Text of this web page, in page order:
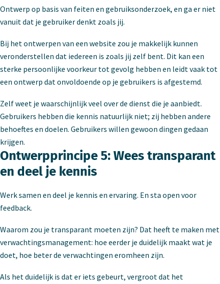
Ontwerp op basis van feiten en gebruiksonderzoek, en ga er niet
vanuit dat je gebruiker denkt zoals jij.
Bij het ontwerpen van een website zou je makkelijk kunnen
veronderstellen dat iedereen is zoals jij zelf bent. Dit kan een
sterke persoonlijke voorkeur tot gevolg hebben en leidt vaak tot
een ontwerp dat onvoldoende op je gebruikers is afgestemd.
Zelf weet je waarschijnlijk veel over de dienst die je aanbiedt.
Gebruikers hebben die kennis natuurlijk niet; zij hebben andere
behoeftes en doelen. Gebruikers willen gewoon dingen gedaan
krijgen.
Ontwerpprincipe 5: Wees transparant
en deel je kennis
Werk samen en deel je kennis en ervaring. En sta open voor
feedback.
Waarom zou je transparant moeten zijn? Dat heeft te maken met
verwachtingsmanagement: hoe eerder je duidelijk maakt wat je
doet, hoe beter de verwachtingen eromheen zijn.
Als het duidelijk is dat er iets gebeurt, vergroot dat het